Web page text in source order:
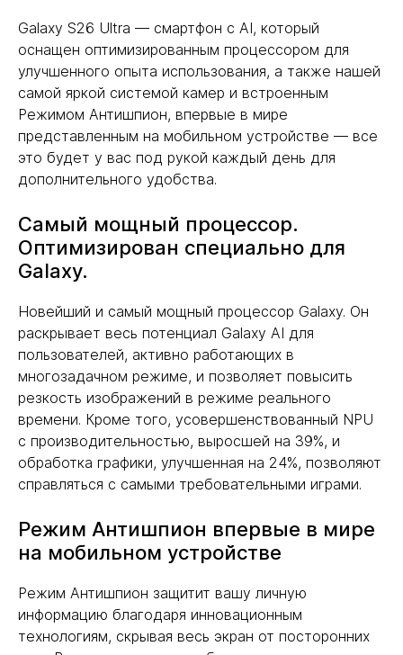
Galaxy S26 Ultra — смартфон с AI, который
оснащен оптимизированным процессором для
улучшенного опыта использования, а также нашей
самой яркой системой камер и встроенным
Режимом Антишпион, впервые в мире
представленным на мобильном устройстве — все
это будет у вас под рукой каждый день для
дополнительного удобства.
Самый мощный процессор.
Оптимизирован специально для
Galaxy.
Новейший и самый мощный процессор Galaxy. Он
раскрывает весь потенциал Galaxy AI для
пользователей, активно работающих в
многозадачном режиме, и позволяет повысить
резкость изображений в режиме реального
времени. Кроме того, усовершенствованный NPU
с производительностью, выросшей на 39%, и
обработка графики, улучшенная на 24%, позволяют
справляться с самыми требовательными играми.
Режим Антишпион впервые в мире
на мобильном устройстве
Режим Антишпион защитит вашу личную
информацию благодаря инновационным
технологиям, скрывая весь экран от посторонних